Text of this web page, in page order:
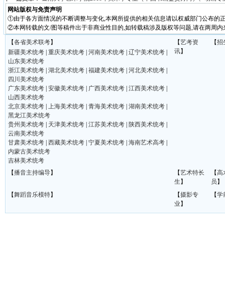
网站版权与免责声明
①由于各方面情况的不断调整与变化,本网所提供的相关信息请以权威部门公布的
②本网转载的文/图等稿件出于非商业性目的,如转载稿涉及版权等问题,请在两周内
【各省美术联考】
新疆美术统考 重庆美术统考 河南美术统考 辽宁美术统考
山东美术统考
浙江美术统考 湖北美术统考 福建美术统考 河北美术统考
四川美术统考
广东美术统考 安徽美术统考 广西美术统考 江西美术统考
山西美术统考
北京美术统考 上海美术统考 青海美术统考 湖南美术统考
黑龙江美术统考
贵州美术统考
天津美术统考 江苏美术统考 陕西美术统考
云南美术统考
甘肃美术统考 西藏美术统考 宁夏美术统考 海南艺术高考
内蒙古美术统考
吉林美术统考
【艺考资
讯】
【招
【播音主持编导】 【艺术特长
生 】
【高
员 】
【舞蹈音乐模特】 【摄影专
业 】
【学